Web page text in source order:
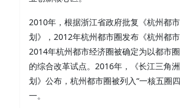
2010年，根据浙江省政府批复《杭州都
划》，2012年杭州都市圈发布《杭州都
2014年杭州都市经济圈被确定为以都市
的综合改革试点。2016年，《长江三角
划》公布，杭州都市圈被列入“一核五圈四
一。